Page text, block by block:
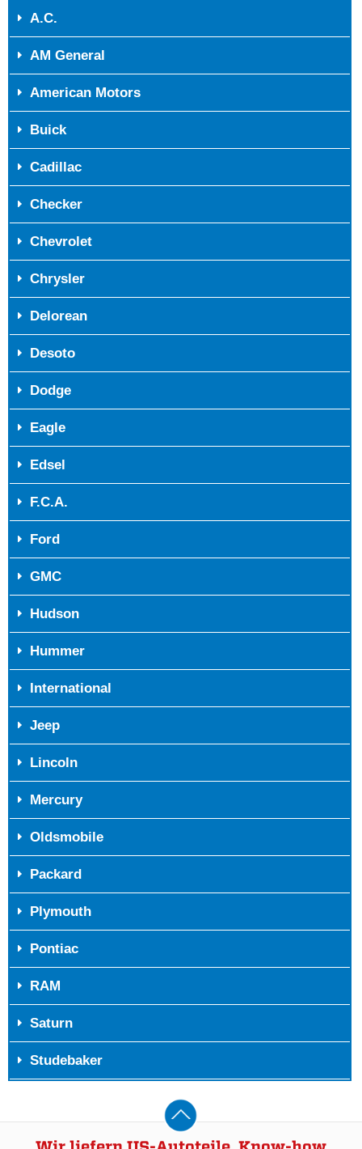
A.C.
AM General
American Motors
Buick
Cadillac
Checker
Chevrolet
Chrysler
Delorean
Desoto
Dodge
Eagle
Edsel
F.C.A.
Ford
GMC
Hudson
Hummer
International
Jeep
Lincoln
Mercury
Oldsmobile
Packard
Plymouth
Pontiac
RAM
Saturn
Studebaker